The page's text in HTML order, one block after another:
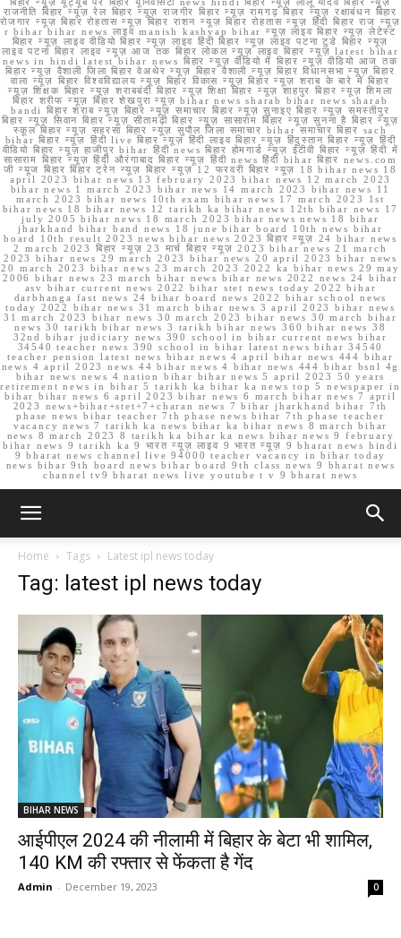
राजनीति बिहार न्यूज़ रेल बिहार न्यूज़ राजगीर बिहार न्यूज़ रामगढ़ बिहार न्यूज़ रक्षाबंधन बिहार
रोजगार न्यूज़ बिहार रोहतास न्यूज़ बिहार राशन न्यूज़ बिहार रोहतास न्यूज़ हिंदी बिहार राज न्यूज़
r bihar bihar news लाइव manish kashyap bihar न्यूज़ लाइव बिहार न्यूज़ लेटेस्ट
बिहार न्यूज़ लाइव वीडियो बिहार न्यूज़ लाइव हिंदी बिहार न्यूज़ लाइव पटना टुडे बिहार न्यूज़
लाइव पटना बिहार लाइव न्यूज़ आज तक बिहार लोकल न्यूज़ लाइव बिहार न्यूज़ latest bihar
news in hindi latest bihar news बिहार न्यूज़ वीडियो में बिहार न्यूज़ वीडियो आज तक
बिहार न्यूज़ वैशाली जिला बिहार वेअथेर न्यूज़ बिहार वैशाली न्यूज़ बिहार विधानसभा न्यूज़ बिहार
वाला न्यूज़ बिहार विश्वविद्यालय न्यूज़ बिहार विकास न्यूज़ बिहार न्यूज़ शराब के बारे में बिहार
न्यूज़ शिक्षक बिहार न्यूज़ शराबबंदी बिहार न्यूज़ शिक्षा बिहार न्यूज़ शाहपुर बिहार न्यूज़ शिमला
बिहार शरीफ न्यूज़ बिहार शेखपुरा न्यूज़ bihar news sharab bihar news sharab
bandi बिहार शराब न्यूज़ बिहार न्यूज़ समाचार बिहार न्यूज़ सुनाइए बिहार न्यूज़ समस्तीपुर
बिहार न्यूज़ सिवान बिहार न्यूज़ सीतामढ़ी बिहार न्यूज़ सासाराम बिहार न्यूज़ सुनना है बिहार न्यूज़
स्कूल बिहार न्यूज़ सहरसा बिहार न्यूज़ सुपौल जिला समाचार bihar समाचार बिहार sach
bihar बिहार न्यूज़ हिंदी live बिहार न्यूज़ हिंदी लाइव बिहार न्यूज़ हिंदुस्तान बिहार न्यूज़ हिंदी
वीडियो बिहार न्यूज़ हाजीपुर bihar हिंदी news बिहार होमगार्ड न्यूज़ ईटीवी बिहार न्यूज़ हिंदी में
सासाराम बिहार न्यूज़ हिंदी औरंगाबाद बिहार न्यूज़ हिंदी news हिंदी bihar बिहार news.com
जी न्यूज बिहार बिहार ट्रेन न्यूज़ बिहार न्यूज़ 12 फरवरी बिहार न्यूज़ 18 bihar news 18
april 2023 bihar news 13 february 2023 bihar news 12 march 2023
bihar news 1 march 2023 bihar news 14 march 2023 bihar news 11
march 2023 bihar news 10th exam bihar news 17 march 2023 1st
bihar news 18 bihar news 12 tarikh ka bihar news 12th bihar news 17
july 2005 bihar news 18 march 2023 bihar news news 18 bihar
jharkhand bihar band news 18 june bihar board 10th news bihar
board 10th result 2023 news bihar news 2023 बिहार न्यूज़ 24 bihar news
2 march 2023 बिहार न्यूज़ 23 मार्च बिहार न्यूज़ 2023 bihar news 21 march
2023 bihar news 29 march 2023 bihar news 20 april 2023 bihar news
20 march 2023 bihar news 23 march 2023 2022 ka bihar news 29 may
2006 bihar news 23 march bihar news bihar news 2022 news 24 bihar
asv bihar current news 2022 bihar stet news today 2022 bihar
darbhanga fast news 24 bihar board news 2022 bihar school news
today 2022 bihar news 31 march bihar news 3 april 2023 bihar news
31 march 2023 bihar news 30 march 2023 bihar news 30 march bihar
news 30 tarikh bihar news 3 tarikh bihar news 360 bihar news 38
32nd bihar judiciary news 390 school in bihar current news bihar
34540 teacher news 390 school in bihar latest news bihar 34540
teacher pension latest news bihar news 4 april bihar news 444 bihar
news 4 april 2023 news 44 bihar news 4 bihar news 444 bihar bsnl 4g
bihar news news 4 nation bihar bihar news 5 april 2023 50 years
retirement news in bihar 5 tarikh ka bihar ka news top 5 newspaper in
bihar bihar news 6 april 2023 bihar news 6 march bihar news 7 april
2023 news+bihar+stet+7+charan news 7 bihar jharkhand bihar 7th
phase news bihar teacher 7th phase news bihar 7th phase teacher
vacancy news 7 tarikh ka news bihar ka bihar news 8 march bihar
news 8 march 2023 8 tarikh ka bihar ka news bihar news 9 february
bihar news 9 tarikh ka 9 भारत न्यूज़ लाइव 9 भारत न्यूज़ 9 bharat news hindi
9 bharat news channel live 94000 teacher vacancy in bihar today
news bihar 9th board news bihar board 9th class news 9 bharat news
channel tv9 bharat news live youtube t v 9 bharat news
Home Tags Latest ipl news today
Tag: latest ipl news today
BIHAR NEWS
आईपीएल 2024 की नीलामी में बिहार के बेटा भी शामिल,
140 KM की रफ्तार से फेंकता है गेंद
Admin - December 19, 2023 0